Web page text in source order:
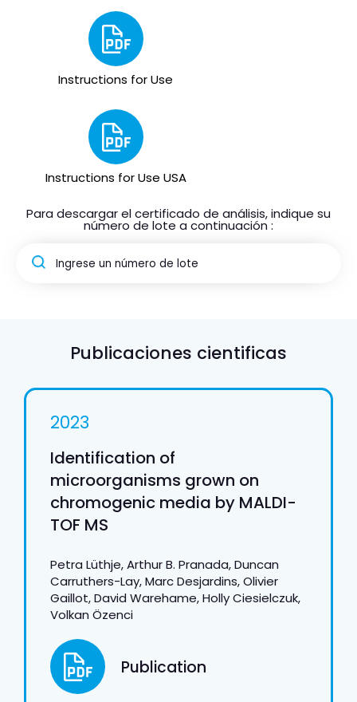
Instructions for Use
Instructions for Use USA
Para descargar el certificado de análisis, indique su
número de lote a continuación :
Publicaciones cientificas
2023
Identification of
microorganisms grown on
chromogenic media by MALDI-
TOF MS
Petra Lüthje, Arthur B. Pranada, Duncan
Carruthers-Lay, Marc Desjardins, Olivier
Gaillot, David Warehame, Holly Ciesielczuk,
Volkan Özenci
Publication